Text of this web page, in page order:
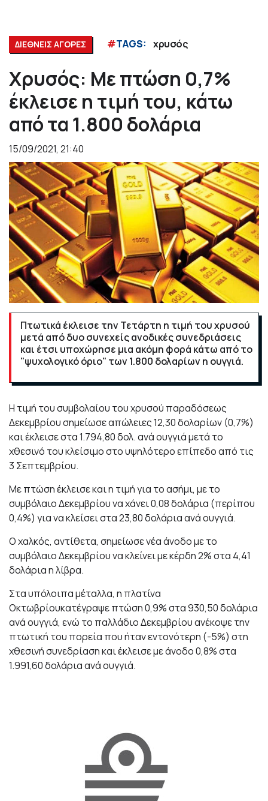
ΔΙΕΘΝΕΙΣ ΑΓΟΡΕΣ #TAGS: χρυσός
Χρυσός: Με πτώση 0,7%
έκλεισε η τιμή του, κάτω
από τα 1.800 δολάρια
15/09/2021, 21:40
Πτωτικά έκλεισε την Τετάρτη η τιμή του χρυσού
μετά από δυο συνεχείς ανοδικές συνεδριάσεις
και έτσι υποχώρησε μια ακόμη φορά κάτω από το
"ψυχολογικό όριο" των 1.800 δολαρίων η ουγγιά.
Η τιμή του συμβολαίου του χρυσού παραδόσεως
Δεκεμβρίου σημείωσε απώλειες 12,30 δολαρίων (0,7%)
και έκλεισε στα 1.794,80 δολ. ανά ουγγιά μετά το
χθεσινό του κλείσιμο στο υψηλότερο επίπεδο από τις
3 Σεπτεμβρίου.
Με πτώση έκλεισε και η τιμή για το ασήμι, με το
συμβόλαιο Δεκεμβρίου να χάνει 0,08 δολάρια (περίπου
0,4%) για να κλείσει στα 23,80 δολάρια ανά ουγγιά.
Ο χαλκός, αντίθετα, σημείωσε νέα άνοδο με το
συμβόλαιο Δεκεμβρίου να κλείνει με κέρδη 2% στα 4,41
δολάρια η λίβρα.
Στα υπόλοιπα μέταλλα, η πλατίνα
Οκτωβρίουκατέγραψε πτώση 0,9% στα 930,50 δολάρια
ανά ουγγιά, ενώ το παλλάδιο Δεκεμβρίου ανέκοψε την
πτωτική του πορεία που ήταν εντονότερη (-5%) στη
χθεσινή συνεδρίαση και έκλεισε με άνοδο 0,8% στα
1.991,60 δολάρια ανά ουγγιά.